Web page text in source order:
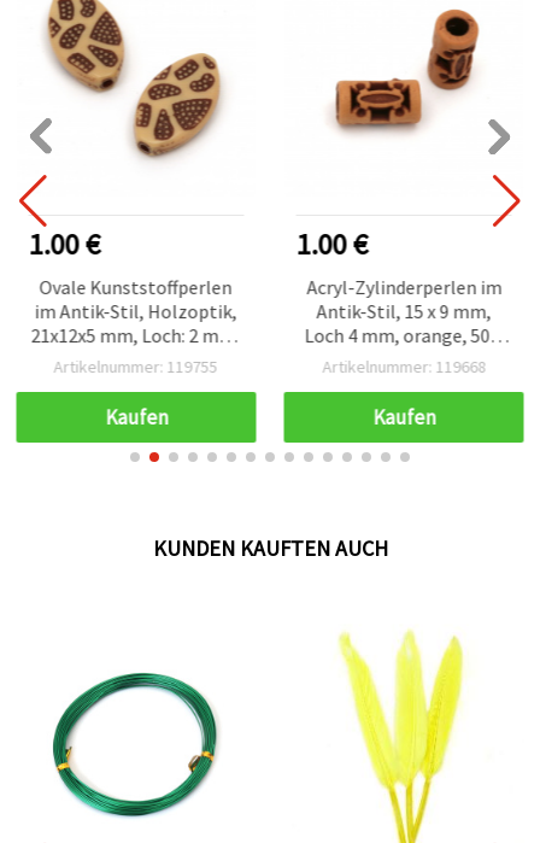
1.00 €
Ovale Kunststoffperlen
im Antik-Stil, Holzoptik,
21x12x5 mm, Loch: 2 mm,
Braun – 50 g (ca. 60 Stk.)
Artikelnummer: 119755
Kaufen
1.00 €
Acryl-Zylinderperlen im
Antik-Stil, 15 x 9 mm,
Loch 4 mm, orange, 50 g
(~75 Stk.)
Artikelnummer: 119668
Kaufen
KUNDEN KAUFTEN AUCH